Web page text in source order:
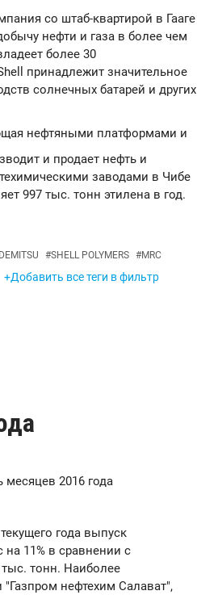
со штаб-квартирой в Гааге
нефти и газа в более чем
более 30
принадлежит значительное
солнечных батарей и других
нефтяными платформами и
и продает нефть и
заводами в Чибе
997 тыс. тонн этилена в год.
#SHELL POLYMERS #MRC
+Добавить все теги в фильтр
2016 года
года выпуск
11% в сравнении с
тонн. Наиболее
нефтехим Салават",